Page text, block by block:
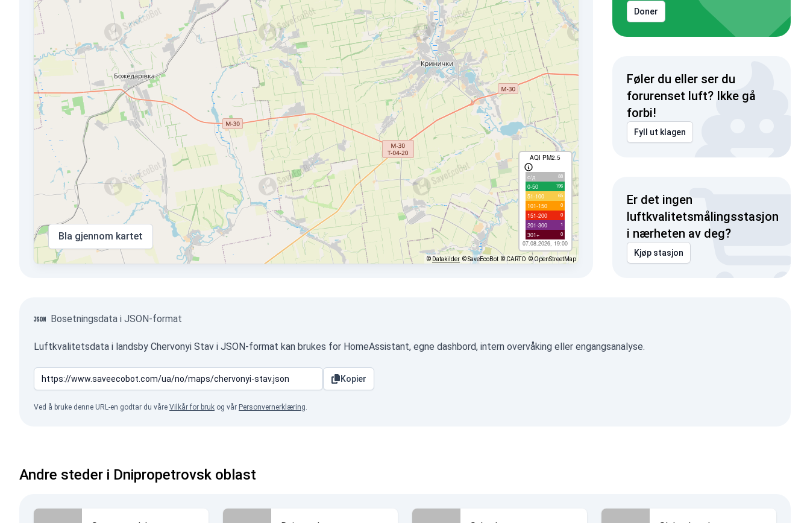
AQI PM2.5
с/д 88
0-50 196
51-100 65
101-150 0
151-200 0
201-300 1
301+ 0
07.08.2026, 19:00
Bla gjennom kartet
© Datakilder © SaveEcoBot © CARTO © OpenStreetMap
Doner
Føler du eller ser du
forurenset luft? Ikke gå
forbi!
Fyll ut klagen
Er det ingen
luftkvalitetsmålingsstasjon
i nærheten av deg?
Kjøp stasjon
Bosetningsdata i JSON-format
Luftkvalitetsdata i landsby Chervonyi Stav i JSON-format kan brukes for HomeAssistant, egne dashbord, intern overvåking eller engangsanalyse.
Kopier
Ved å bruke denne URL-en godtar du våre Vilkår for bruk og vår Personvernerklæring.
Andre steder i Dnipropetrovsk oblast